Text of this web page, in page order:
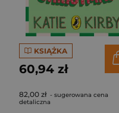
KSIĄŻKA
60,94 zł
82,00 zł - sugerowana cena
detaliczna